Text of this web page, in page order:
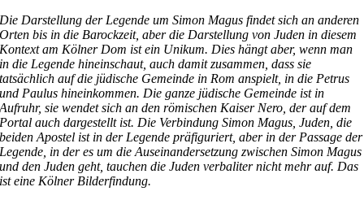
Die Darstellung der Legende um Simon Magus findet sich an anderen
Orten bis in die Barockzeit, aber die Darstellung von Juden in diesem
Kontext am Kölner Dom ist ein Unikum. Dies hängt aber, wenn man
in die Legende hineinschaut, auch damit zusammen, dass sie
tatsächlich auf die jüdische Gemeinde in Rom anspielt, in die Petrus
und Paulus hineinkommen. Die ganze jüdische Gemeinde ist in
Aufruhr, sie wendet sich an den römischen Kaiser Nero, der auf dem
Portal auch dargestellt ist. Die Verbindung Simon Magus, Juden, die
beiden Apostel ist in der Legende präfiguriert, aber in der Passage der
Legende, in der es um die Auseinandersetzung zwischen Simon Magus
und den Juden geht, tauchen die Juden verbaliter nicht mehr auf. Das
ist eine Kölner Bilderfindung.